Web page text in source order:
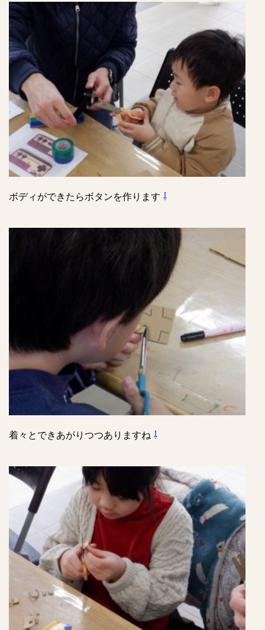
ボディができたらボタンを作ります ⇩
着々とできあがりつつありますね ⇩